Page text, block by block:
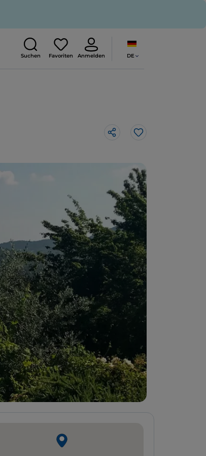
Suchen Favoriten Anmelden DE
Like